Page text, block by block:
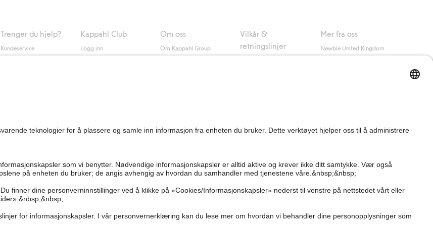
Trenger du hjelp?
Kundeservice
gavekortet
Kappahl Club
Logg inn
Om oss
Om Kappahl Group
Vilkår &
retningslinjer
Mer fra oss
Newbie United Kingdom